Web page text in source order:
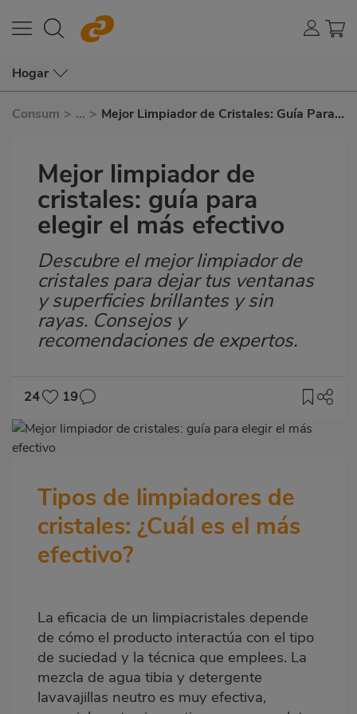
Hogar
Consum > ... > Mejor Limpiador de Cristales: Guía Para
Mejor limpiador de
cristales: guía para
elegir el más efectivo
Subtítulo
Descubre el mejor limpiador de
cristales para dejar tus ventanas
y superficies brillantes y sin
rayas. Consejos y
recomendaciones de expertos.
24
19
Imagen
destacada
Body
Tipos de limpiadores de
cristales: ¿Cuál es el más
efectivo?
La eficacia de un limpiacristales depende
de cómo el producto interactúa con el tipo
de suciedad y la técnica que emplees. La
mezcla de agua tibia y detergente
lavavajillas neutro es muy efectiva,